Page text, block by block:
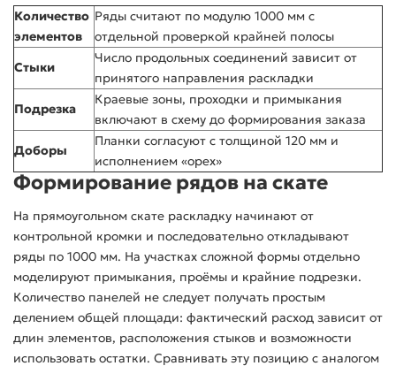
Количество
элементов
Ряды считают по модулю 1000 мм с
отдельной проверкой крайней полосы
Стыки
Число продольных соединений зависит от
принятого направления раскладки
Подрезка
Краевые зоны, проходки и примыкания
включают в схему до формирования заказа
Доборы
Планки согласуют с толщиной 120 мм и
исполнением «орех»
Формирование рядов на скате
На прямоугольном скате раскладку начинают от
контрольной кромки и последовательно откладывают
ряды по 1000 мм. На участках сложной формы отдельно
моделируют примыкания, проёмы и крайние подрезки.
Количество панелей не следует получать простым
делением общей площади: фактический расход зависит от
длин элементов, расположения стыков и возможности
использовать остатки. Сравнивать эту позицию с аналогом